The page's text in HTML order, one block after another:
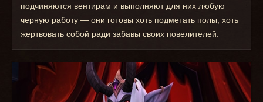
подчиняются вентирам и выполняют для них любую
черную работу — они готовы хоть подметать полы, хоть
жертвовать собой ради забавы своих повелителей.